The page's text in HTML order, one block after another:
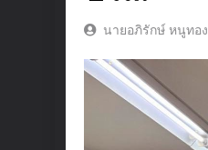
นายอภิรักษ์ หนูทอง